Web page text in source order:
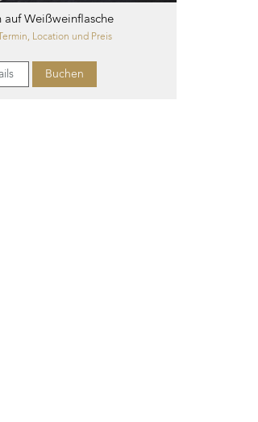
auf Weißweinflasche
Location und Preis
Buchen